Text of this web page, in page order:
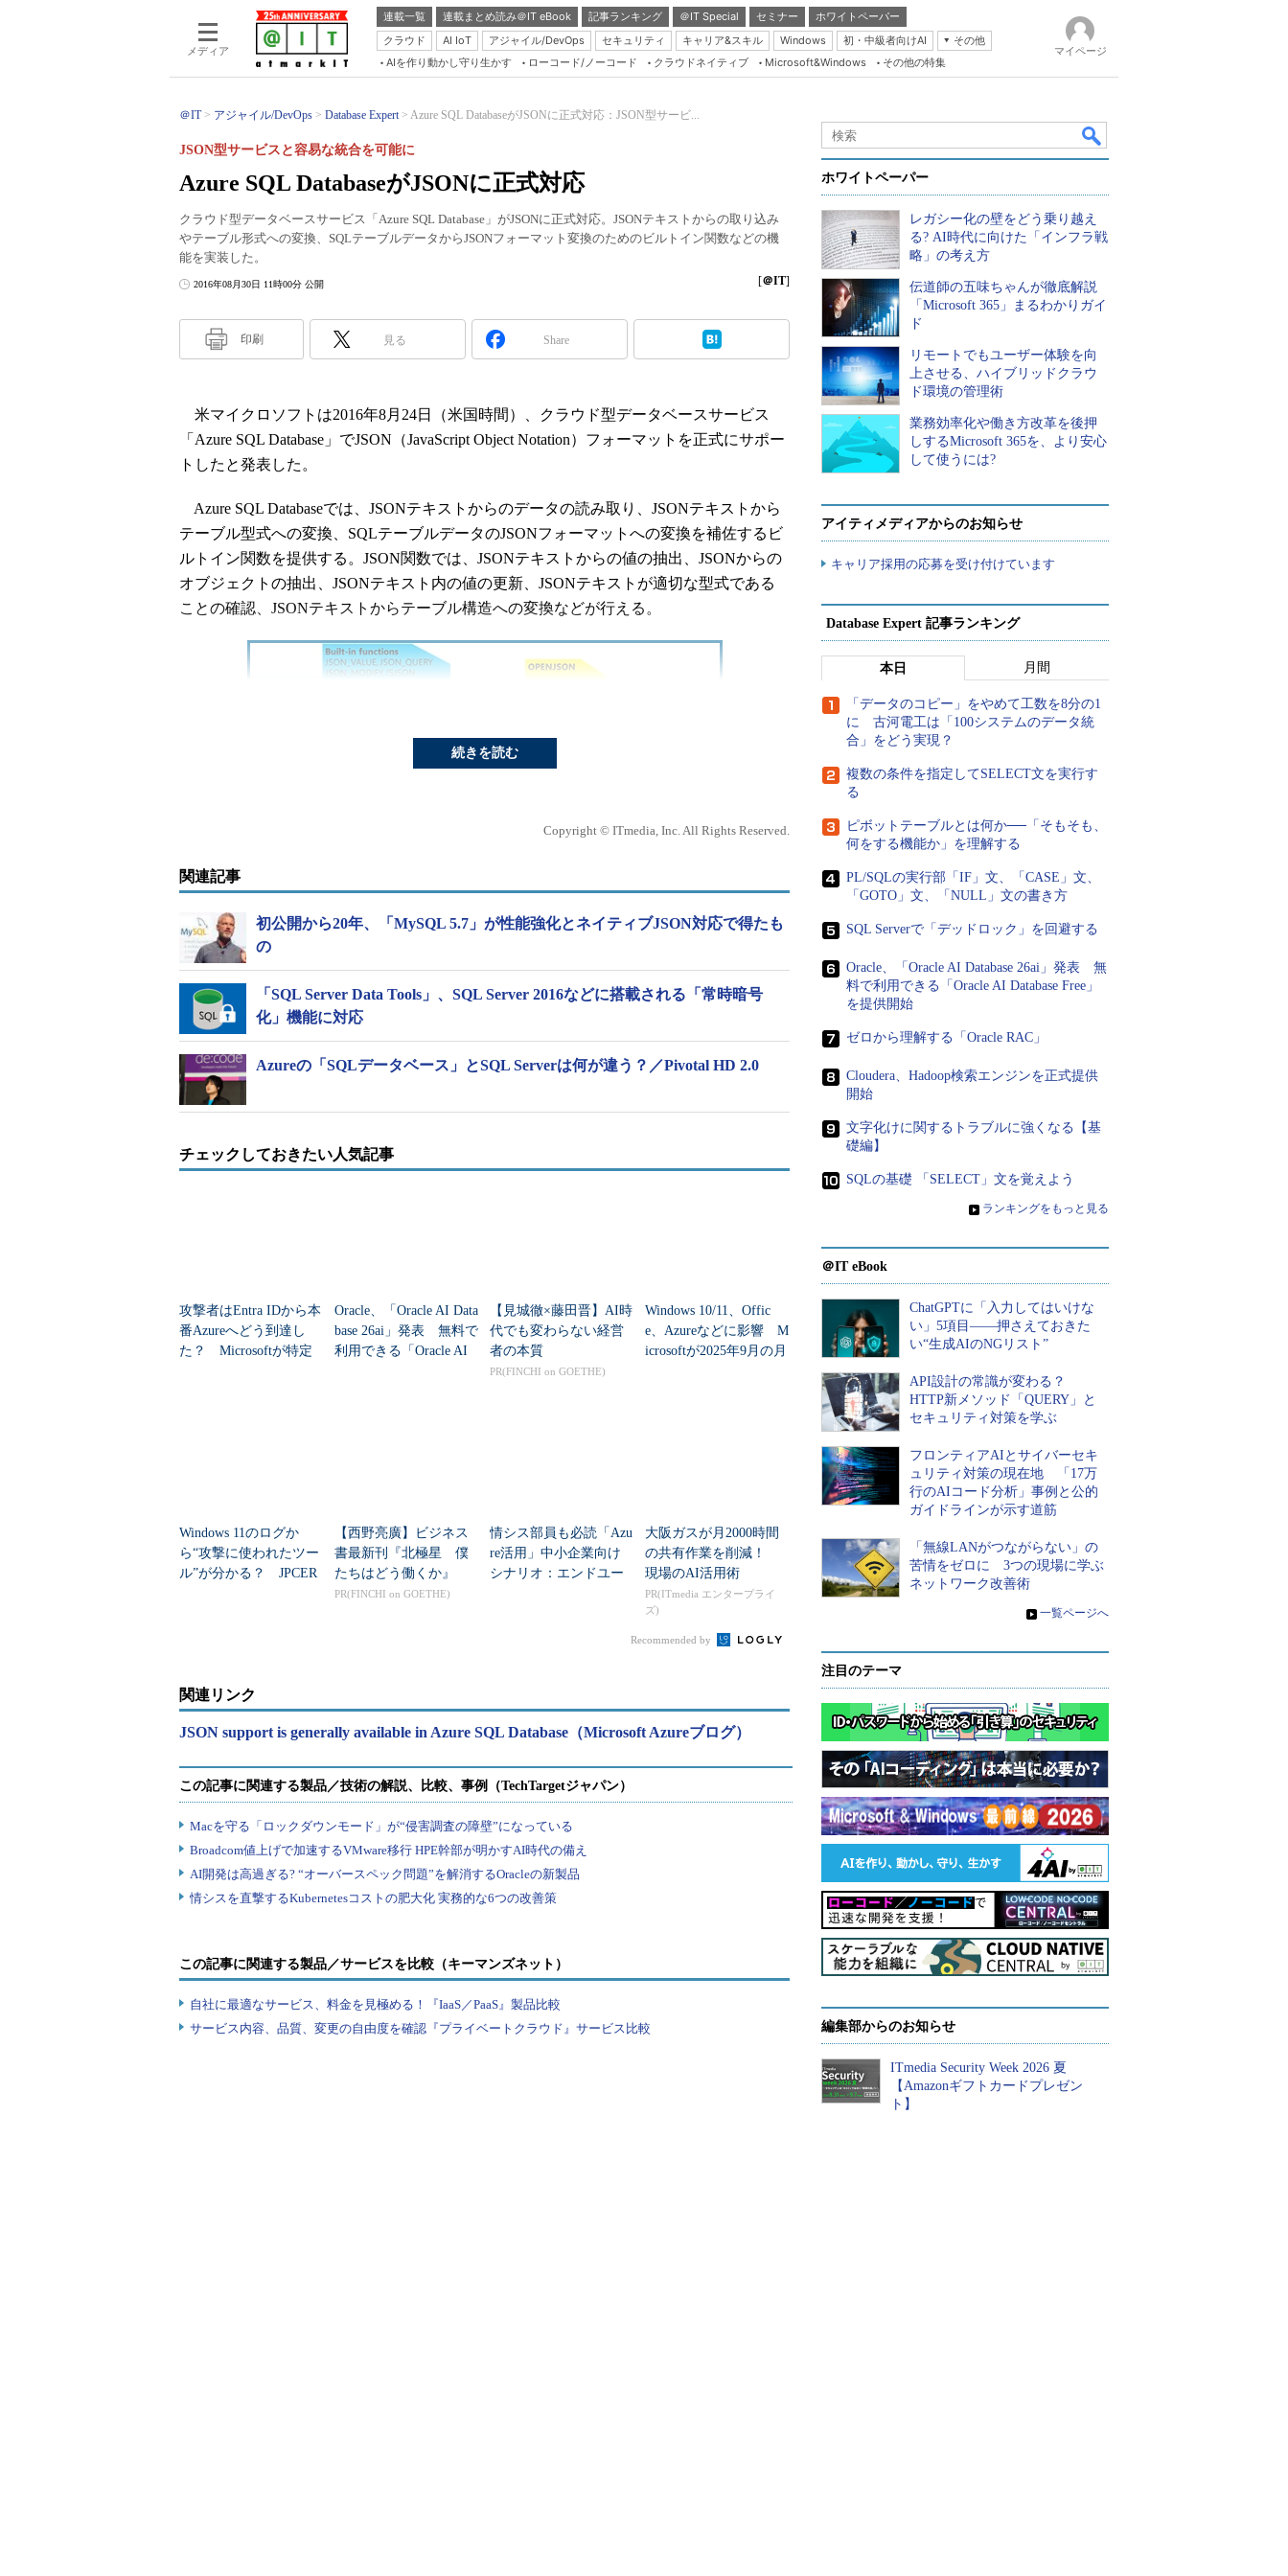
メディア
連載一覧 連載まとめ読み＠IT eBook 記事ランキング ＠IT Special セミナー
ホワイトペーパー
クラウド
AI IoT アジャイル/DevOps セキュリティ キャリア&スキル Windows 初・中級者向けAI
その他
Server & Storage
Database Expert
Master of IP Network
Security & Trust
ブログ
AIを作り動かし守り生かす ローコード/ノーコード クラウドネイティブ Microsoft&Windows その他の特集
マイページ
＠IT アジャイル/DevOps Database Expert Azure SQL DatabaseがJSONに正式対応：JSON型サービ...
Azure SQL DatabaseがJSONに正式対応
JSON型サービスと容易な統合を可能に
クラウド型データベースサービス「Azure SQL Database」がJSONに正式対応。JSONテキストからの取り込み
やテーブル形式への変換、SQLテーブルデータからJSONフォーマット変換のためのビルトイン関数などの機
能を実装した。
2016年08月30日 11時00分 公開 [＠IT]
印刷 見る Share
米マイクロソフトは2016年8月24日（米国時間）、クラウド型データベースサービス
「Azure SQL Database」でJSON（JavaScript Object Notation）フォーマットを正式にサポー
トしたと発表した。
Azure SQL Databaseでは、JSONテキストからのデータの読み取り、JSONテキストから
テーブル型式への変換、SQLテーブルデータのJSONフォーマットへの変換を補佐するビ
ルトイン関数を提供する。JSON関数では、JSONテキストからの値の抽出、JSONからの
オブジェクトの抽出、JSONテキスト内の値の更新、JSONテキストが適切な型式である
ことの確認、JSONテキストからテーブル構造への変換などが行える。
JSON対応で何ができるようになるのか
Azure SQL Database上で、JSONを使用するサービスと簡単に統合できるようになる。例
えば、モダンなWebサービス、モバイル対応、HTML5／JavaScriptシングルページアプリ
ケーションに加え、JSONフォーマットデータを含む「Azure DocumentDB」などの
NoSQLストアでデータの作成／交換を行うワークロードや、各種のシステムやサービス
から収集されたログやメッセージを分析するといったシーンに適用できる。
現代的なフレームワークやサービスとのデータ連携を容易に
RESTサービスや「Azure App Services」など、JSONフォーマットでデータを交換する
サービスや、「Angular JS」「ReactJS」「D3.js」「JQuery」などのJSONを利用するコン
JSONデータをAzure SQL Databaseへ取り込み、Azure SQL Databaseに対応する任意の言
語やツールを使って、ロードされた情報のクエリと分析を行えるようになる。
データモデルをシンプルに
構造化されたリレーショナルデータと、JSONテキストとして保存されたスキーマレス
データを、同じテーブルに組み合わせられるようになる。データベースへ、リレーショ
データプラットフォームのようにデータモデルをシンプルにしたい場合に向く。
続きを読む
Copyright © ITmedia, Inc. All Rights Reserved.
関連記事
初公開から20年、「MySQL 5.7」が性能強化とネイティブJSON対応で得たも
の
「SQL Server Data Tools」、SQL Server 2016などに搭載される「常時暗号
化」機能に対応
Azureの「SQLデータベース」とSQL Serverは何が違う？／Pivotal HD 2.0
チェックしておきたい人気記事
攻撃者はEntra IDから本
番Azureへどう到達し
た？ Microsoftが特定
Oracle、「Oracle AI Data
base 26ai」発表 無料で
利用できる「Oracle AI
【見城徹×藤田晋】AI時
代でも変わらない経営
者の本質
PR(FINCHI on GOETHE)
Windows 10/11、Offic
e、Azureなどに影響 M
icrosoftが2025年9月の月
Windows 11のログか
ら“攻撃に使われたツー
ル”が分かる？ JPCER
【西野亮廣】ビジネス
書最新刊『北極星 僕
たちはどう働くか』
PR(FINCHI on GOETHE)
情シス部員も必読「Azu
re活用」中小企業向け
シナリオ：エンドユー
大阪ガスが月2000時間
の共有作業を削減！
現場のAI活用術
PR(ITmedia エンタープライ
ズ)
Recommended by
関連リンク
JSON support is generally available in Azure SQL Database（Microsoft Azureブログ）
この記事に関連する製品／サービスを比較（キーマンズネット）
自社に最適なサービス、料金を見極める！『IaaS／PaaS』製品比較
サービス内容、品質、変更の自由度を確認『プライベートクラウド』サービス比較
ホワイトペーパー
レガシー化の壁をどう乗り越え
る? AI時代に向けた「インフラ戦
略」の考え方
伝道師の五味ちゃんが徹底解説
「Microsoft 365」まるわかりガイ
ド
リモートでもユーザー体験を向
上させる、ハイブリッドクラウ
ド環境の管理術
業務効率化や働き方改革を後押
しするMicrosoft 365を、より安心
して使うには?
アイティメディアからのお知らせ
キャリア採用の応募を受け付けています
Database Expert 記事ランキング
本日 月間
「データのコピー」をやめて工数を8分の1
に 古河電工は「100システムのデータ統
合」をどう実現？
複数の条件を指定してSELECT文を実行す
る
ピボットテーブルとは何か──「そもそも、
何をする機能か」を理解する
PL/SQLの実行部「IF」文、「CASE」文、
「GOTO」文、「NULL」文の書き方
SQL Serverで「デッドロック」を回避する
Oracle、「Oracle AI Database 26ai」発表 無
料で利用できる「Oracle AI Database Free」
を提供開始
ゼロから理解する「Oracle RAC」
Cloudera、Hadoop検索エンジンを正式提供
開始
文字化けに関するトラブルに強くなる【基
礎編】
SQLの基礎 「SELECT」文を覚えよう
» ランキングをもっと見る
＠IT eBook
ChatGPTに「入力してはいけな
い」5項目――押さえておきた
い“生成AIのNGリスト”
API設計の常識が変わる？
HTTP新メソッド「QUERY」と
セキュリティ対策を学ぶ
フロンティアAIとサイバーセキ
ュリティ対策の現在地 「17万
行のAIコード分析」事例と公的
ガイドラインが示す道筋
「無線LANがつながらない」の
苦情をゼロに 3つの現場に学ぶ
ネットワーク改善術
» 一覧ページへ
注目のテーマ
編集部からのお知らせ
ITmedia Security Week 2026 夏
【Amazonギフトカードプレゼン
ト】